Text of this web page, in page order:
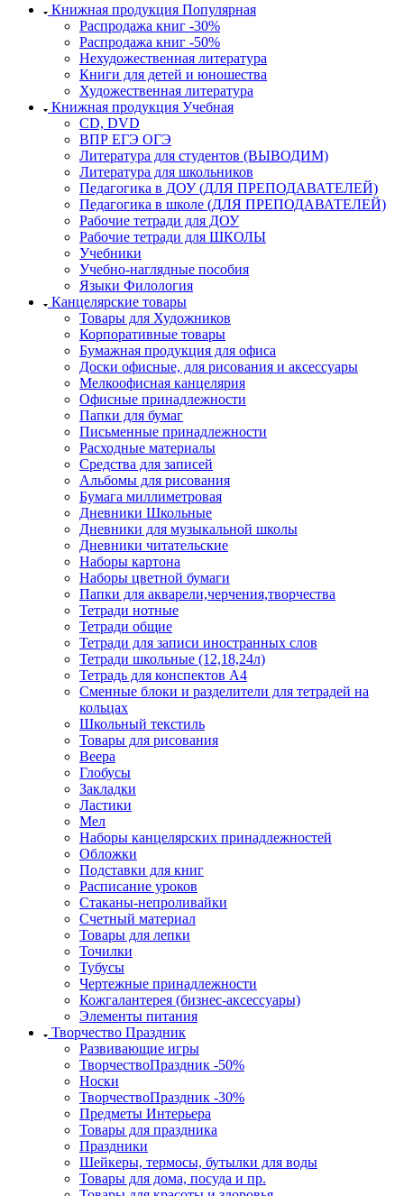
Книжная продукция Популярная
Распродажа книг -30%
Распродажа книг -50%
Нехудожественная литература
Книги для детей и юношества
Художественная литература
Книжная продукция Учебная
CD, DVD
ВПР ЕГЭ ОГЭ
Литература для студентов (ВЫВОДИМ)
Литература для школьников
Педагогика в ДОУ (ДЛЯ ПРЕПОДАВАТЕЛЕЙ)
Педагогика в школе (ДЛЯ ПРЕПОДАВАТЕЛЕЙ)
Рабочие тетради для ДОУ
Рабочие тетради для ШКОЛЫ
Учебники
Учебно-наглядные пособия
Языки Филология
Канцелярские товары
Товары для Художников
Корпоративные товары
Бумажная продукция для офиса
Доски офисные, для рисования и аксессуары
Мелкоофисная канцелярия
Офисные принадлежности
Папки для бумаг
Письменные принадлежности
Расходные материалы
Средства для записей
Альбомы для рисования
Бумага миллиметровая
Дневники Школьные
Дневники для музыкальной школы
Дневники читательские
Наборы картона
Наборы цветной бумаги
Папки для акварели,черчения,творчества
Тетради нотные
Тетради общие
Тетради для записи иностранных слов
Тетради школьные (12,18,24л)
Тетрадь для конспектов А4
Сменные блоки и разделители для тетрадей на
кольцах
Школьный текстиль
Товары для рисования
Веера
Глобусы
Закладки
Ластики
Мел
Наборы канцелярских принадлежностей
Обложки
Подставки для книг
Расписание уроков
Стаканы-непроливайки
Счетный материал
Товары для лепки
Точилки
Тубусы
Чертежные принадлежности
Кожгалантерея (бизнес-аксессуары)
Элементы питания
Творчество Праздник
Развивающие игры
ТворчествоПраздник -50%
Носки
ТворчествоПраздник -30%
Предметы Интерьера
Товары для праздника
Праздники
Шейкеры, термосы, бутылки для воды
Товары для дома, посуда и пр.